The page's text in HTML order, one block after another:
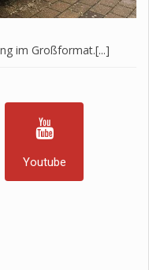
im Großformat.[...]
Youtube